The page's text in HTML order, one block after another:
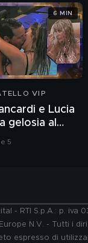
VIP
e Lucia
gelosia al
5
6 MIN
- RTI S.p.A.: p.
N.V. - Tutti i
espresso di